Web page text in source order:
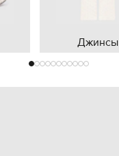
Джинсы